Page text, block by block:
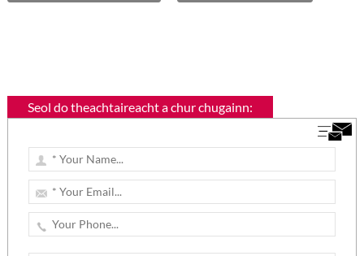
Seol do theachtaireacht a chur chugainn: